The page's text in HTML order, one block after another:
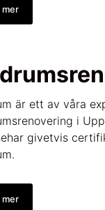
mer
är ett av våra
i
givetvis
mer